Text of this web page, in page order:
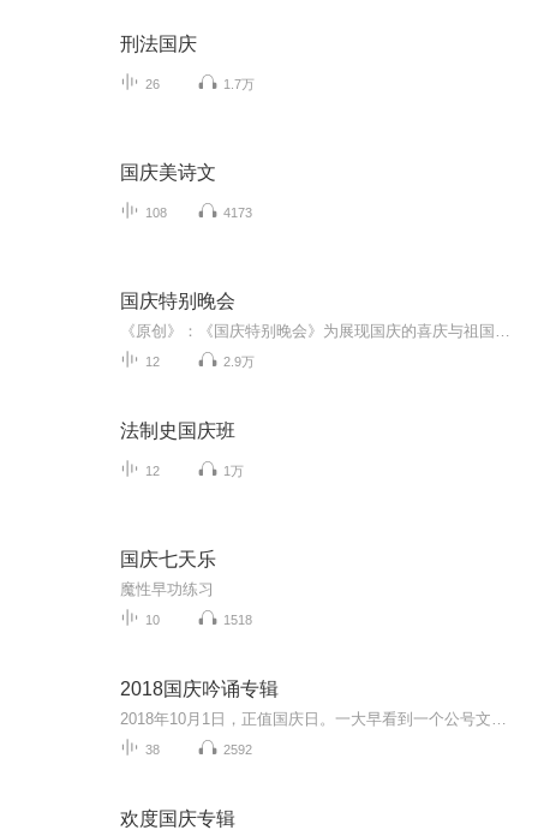
刑法国庆
26 1.7万
国庆美诗文
108 4173
国庆特别晚会
12 2.9万
法制史国庆班
12 1万
国庆七天乐
魔性早功练习
10 1518
2018国庆吟诵专辑
38 2592
欢度国庆专辑